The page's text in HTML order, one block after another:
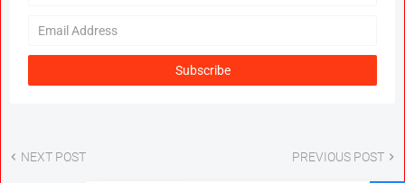
NEXT POST PREVIOUS POST